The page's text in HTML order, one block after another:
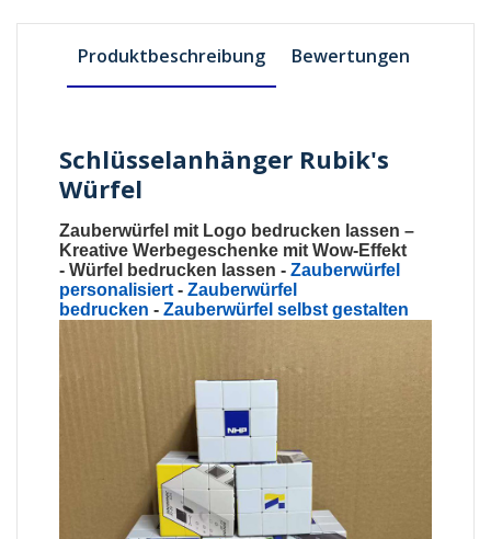
Produktbeschreibung Bewertungen
Schlüsselanhänger Rubik's
Würfel
Zauberwürfel mit Logo bedrucken lassen –
Kreative Werbegeschenke mit Wow-Effekt
-Würfel bedrucken lassen -Zauberwürfel
personalisiert -Zauberwürfel
bedrucken -Zauberwürfel selbst gestalten